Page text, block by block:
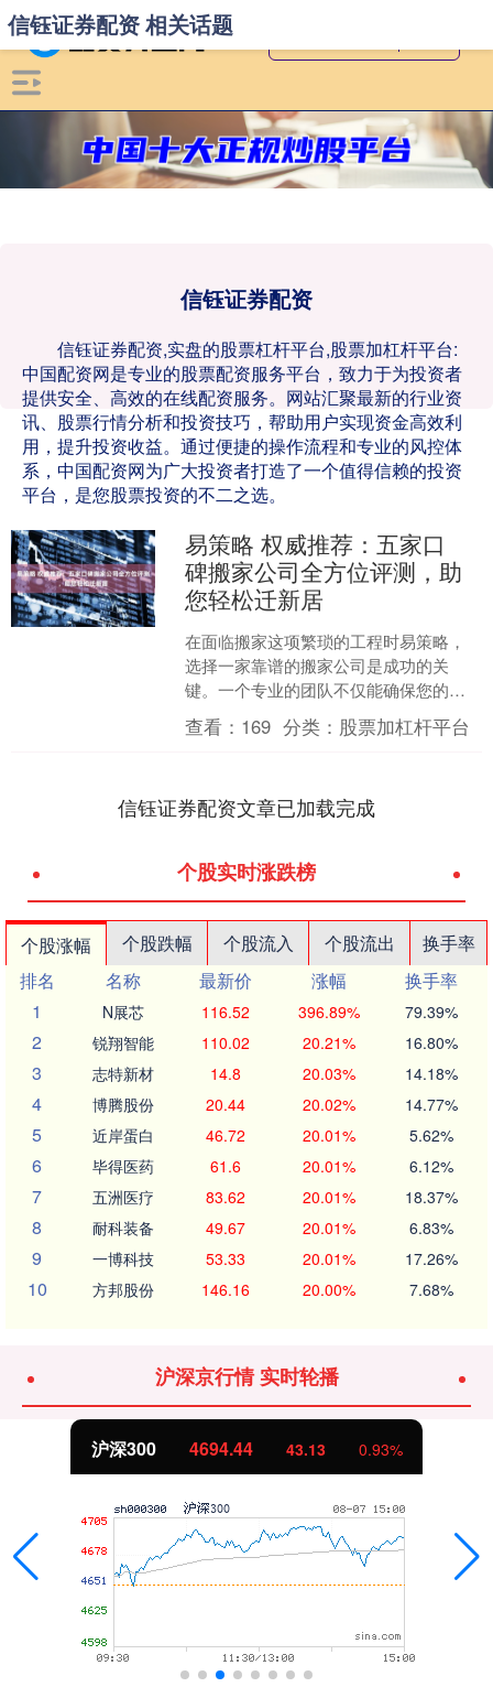
信钰证券配资
信钰证券配资,实盘的股票杠杆平台,股票加杠杆平台:
中国配资网是专业的股票配资服务平台，致力于为投资者
提供安全、高效的在线配资服务。网站汇聚最新的行业资
讯、股票行情分析和投资技巧，帮助用户实现资金高效利
用，提升投资收益。通过便捷的操作流程和专业的风控体
系，中国配资网为广大投资者打造了一个值得信赖的投资
平台，是您股票投资的不二之选。
信钰证券配资 相关话题
易策略 权威推荐：五家口
碑搬家公司全方位评测，助
您轻松迁新居
在面临搬家这项繁琐的工程时易策略，
选择一家靠谱的搬家公司是成功的关
键。一个专业的团队不仅能确保您的物
品安全无损，更能让整个搬迁过程省心
省力。面对市场上众多的选择....
查看： 169 分类： 股票加杠杆平台
信钰证券配资文章已加载完成
个股实时涨跌榜
个股涨幅 个股跌幅 个股流入 个股流出
换手率
排名
名称 最新价 涨幅
换手率
1
N展芯 116.52 396.89% 79.39%
2 锐翔智能 110.02 20.21% 16.80%
3 志特新材 14.8 20.03% 14.18%
4 博腾股份 20.44 20.02% 14.77%
5 近岸蛋白 46.72 20.01% 5.62%
6 毕得医药 61.6 20.01% 6.12%
7 五洲医疗 83.62 20.01% 18.37%
8 耐科装备 49.67 20.01% 6.83%
9 一博科技 53.33 20.01% 17.26%
10 方邦股份 146.16 20.00% 7.68%
沪深京行情 实时轮播
北证50 1134.24